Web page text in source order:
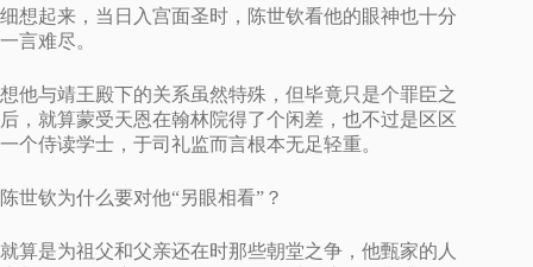
细想起来，当日入宫面圣时，陈世钦看他的眼神也十分
一言难尽。
想他与靖王殿下的关系虽然特殊，但毕竟只是个罪臣之
后，就算蒙受天恩在翰林院得了个闲差，也不过是区区
一个侍读学士，于司礼监而言根本无足轻重。
陈世钦为什么要对他“另眼相看”？
就算是为祖父和父亲还在时那些朝堂之争，他甄家的人